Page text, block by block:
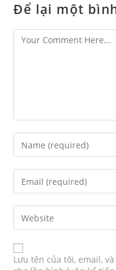
Để lại một
Lưu tên của tôi, email,